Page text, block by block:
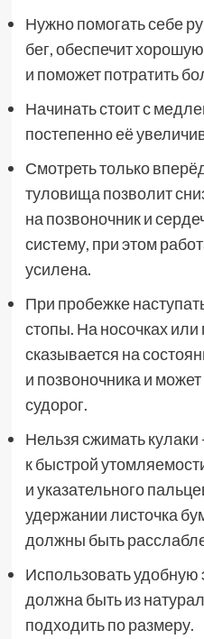
Нужно помогать себе
бег, обеспечит
и поможет потратить
Начинать стоит с
постепенно её
Смотреть только
туловища позволит
на позвоночник и
систему, при этом
усилена.
При пробежке
стопы. На носочках или
сказывается на
и позвоночника и
судорог.
Нельзя сжимать
к быстрой
и указательного
удержании листочка
должны быть
Использовать
должна быть из
подходить по размеру.